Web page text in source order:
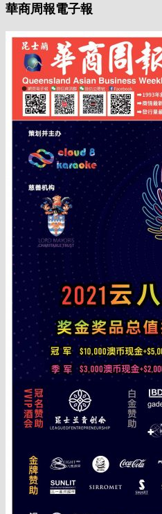
華商周報電子報